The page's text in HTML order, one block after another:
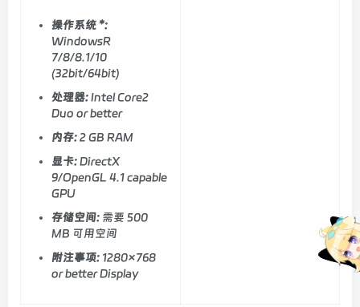
操作系统 *:
WindowsR
7/8/8.1/10
(32bit/64bit)
处理器:Intel Core2
Duo or better
内存:2 GB RAM
显卡:DirectX
9/OpenGL 4.1 capable
GPU
存储空间: 需要 500
MB 可用空间
附注事项: 1280×768
or better Display